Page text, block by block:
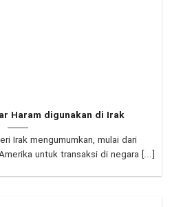
Haram digunakan di Irak
Irak mengumumkan, mulai dari
untuk transaksi di negara [...]